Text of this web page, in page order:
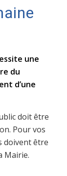
une
du
d’une
doit être
Pour vos
doivent être
Mairie.